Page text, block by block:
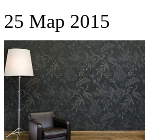
25 Мар 2015